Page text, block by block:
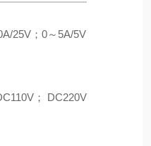
25V；0～5A/5V
； DC220V